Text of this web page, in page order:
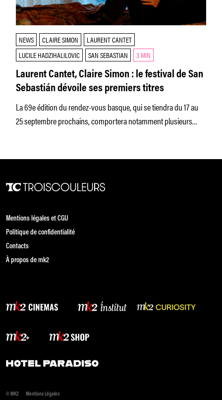
NEWS CLAIRE SIMON
LAURENT CANTET
LUCILE HADZIHALILOVIC
SAN SEBASTIAN 3 MIN
Laurent Cantet, Claire Simon : le festival de San
Sebastián dévoile ses premiers titres
La 69e édition du rendez-vous basque, qui se tiendra du 17 au
25 septembre prochains, comportera notamment plusieurs
Mentions légales et CGU
Politique de confidentialité
Contacts
À propos de mk2
© MK2 Mentions Légales